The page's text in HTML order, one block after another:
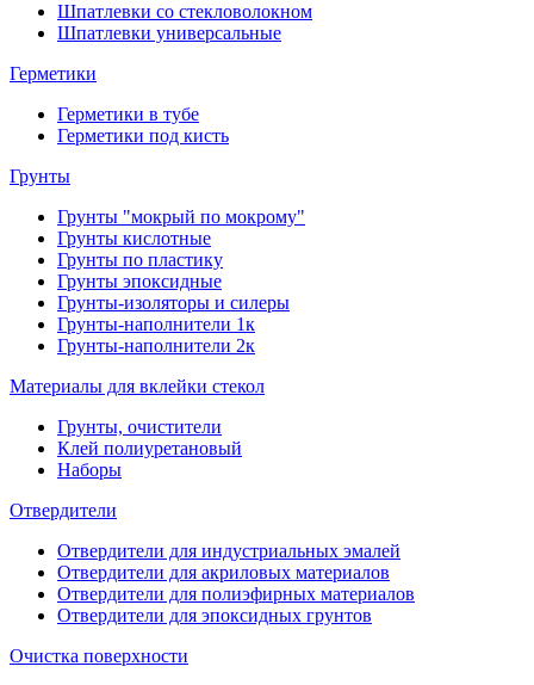
Шпатлевки со стекловолокном
Шпатлевки универсальные
Герметики
Герметики в тубе
Герметики под кисть
Грунты
Грунты "мокрый по мокрому"
Грунты кислотные
Грунты по пластику
Грунты эпоксидные
Грунты-изоляторы и силеры
Грунты-наполнители 1к
Грунты-наполнители 2к
Материалы для вклейки стекол
Грунты, очистители
Клей полиуретановый
Наборы
Отвердители
Отвердители для индустриальных эмалей
Отвердители для акриловых материалов
Отвердители для полиэфирных материалов
Отвердители для эпоксидных грунтов
Очистка поверхности